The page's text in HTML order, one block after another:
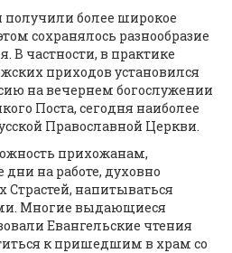
получили более широкое
сохранялось разнообразие
В частности, в практике
приходов установился
на вечернем богослужении
Поста, сегодня наиболее
Православной Церкви.
прихожанам,
на работе, духовно
Страстей, напитываться
Многие выдающиеся
Евангельские чтения
к пришедшим в храм со